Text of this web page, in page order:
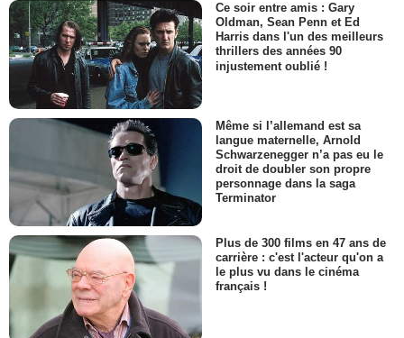
Ce soir entre amis : Gary
Oldman, Sean Penn et Ed
Harris dans l'un des meilleurs
thrillers des années 90
injustement oublié !
Même si l’allemand est sa
langue maternelle, Arnold
Schwarzenegger n’a pas eu le
droit de doubler son propre
personnage dans la saga
Terminator
Plus de 300 films en 47 ans de
carrière : c'est l'acteur qu'on a
le plus vu dans le cinéma
français !